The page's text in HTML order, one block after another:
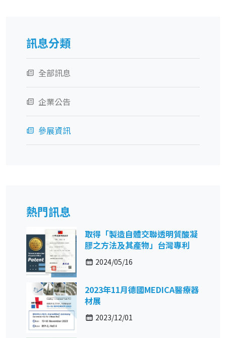
訊息分類
全部訊息
企業公告
參展資訊
熱門訊息
取得「製造自體交聯透明質酸凝
膠之方法及其產物」台灣專利
2024/05/16
2023年11月德國MEDICA醫療器
材展
2023/12/01